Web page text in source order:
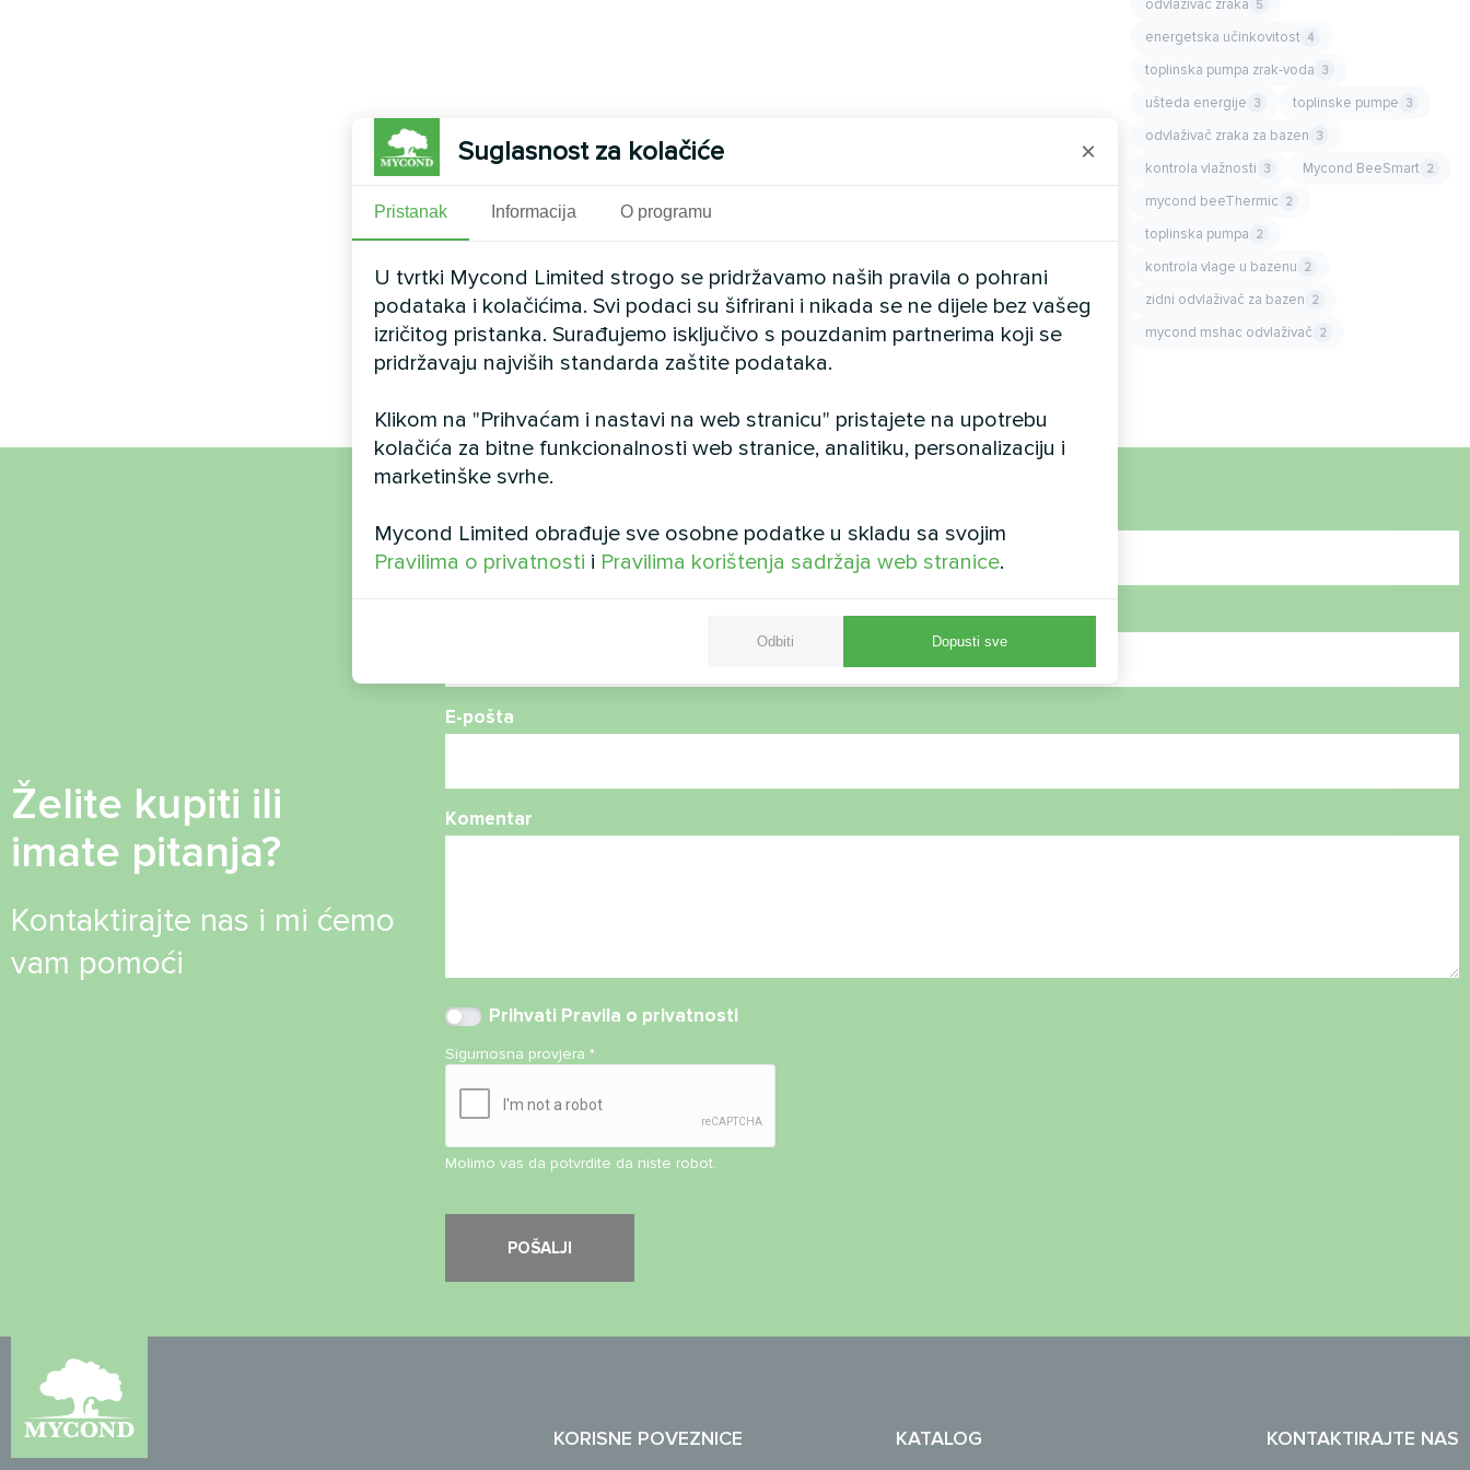
odvlaživač zraka 5
energetska učinkovitost 4
toplinska pumpa zrak-voda 3
ušteda energije 3 toplinske pumpe 3
odvlaživač zraka za bazen 3
kontrola vlažnosti 3 Mycond BeeSmart 2
mycond beeThermic 2
toplinska pumpa 2
kontrola vlage u bazenu 2
zidni odvlaživač za bazen 2
mycond mshac odvlaživač 2
Želite kupiti ili
imate pitanja?
Kontaktirajte nas i mi ćemo
vam pomoći
E-pošta
Komentar
Prihvati Pravila o privatnosti
Sigurnosna provjera*
Molimo vas da potvrdite da niste robot.
KORISNE POVEZNICE KATALOG KONTAKTIRAJTE NAS
Suglasnost za kolačiće ×
Pristanak Informacija O programu
U tvrtki Mycond Limited strogo se pridržavamo naših pravila o pohrani
podataka i kolačićima. Svi podaci su šifrirani i nikada se ne dijele bez vašeg
izričitog pristanka. Surađujemo isključivo s pouzdanim partnerima koji se
pridržavaju najviših standarda zaštite podataka.
Klikom na "Prihvaćam i nastavi na web stranicu" pristajete na upotrebu
kolačića za bitne funkcionalnosti web stranice, analitiku, personalizaciju i
marketinške svrhe.
Mycond Limited obrađuje sve osobne podatke u skladu sa svojim
Pravilima o privatnosti i Pravilima korištenja sadržaja web stranice.
Odbiti Dopusti sve